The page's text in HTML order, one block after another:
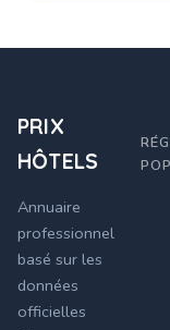
PRIX
HÔTELS
Annuaire
professionnel
basé sur les
données
officielles